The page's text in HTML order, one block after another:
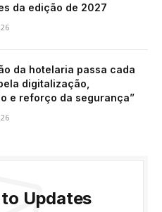
da edição de 2027
da hotelaria passa cada
digitalização,
e reforço da segurança”
Updates